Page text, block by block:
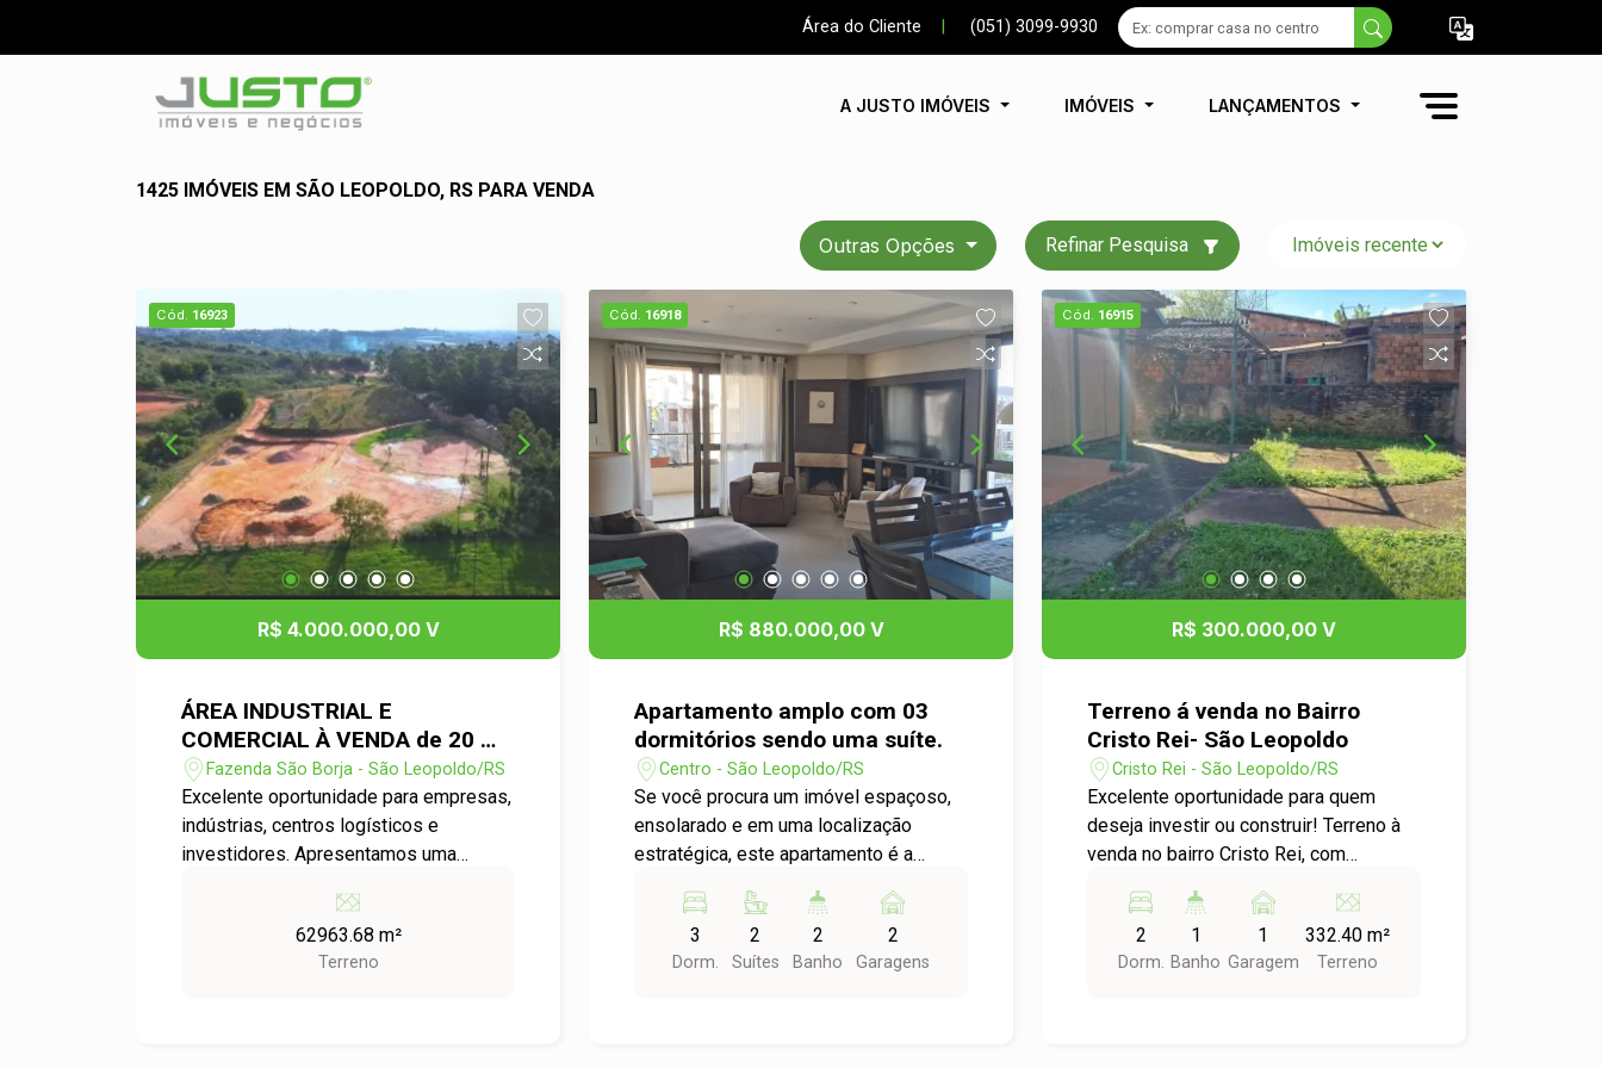
Área do Cliente (051) 3099-9930
A JUSTO IMÓVEIS IMÓVEIS LANÇAMENTOS
1425 IMÓVEIS EM SÃO LEOPOLDO, RS PARA VENDA
Outras Opções Refinar Pesquisa
Cód. 16923
R$ 4.000.000,00 V
ÁREA INDUSTRIAL E
COMERCIAL À VENDA de 20 mil
m² - SÃO LEOPOLDO/RS
Fazenda São Borja - São Leopoldo/RS
Excelente oportunidade para empresas,
indústrias, centros logísticos e
investidores. Apresentamos uma
desenvolvimento de empreendimentos
industriais e comerciais, localizada em
uma das regiões com grande potencial
62963.68 m²
Terreno
Cód. 16918
R$ 880.000,00 V
Apartamento amplo com 03
dormitórios sendo uma suíte.
Centro - São Leopoldo/RS
Se você procura um imóvel espaçoso,
ensolarado e em uma localização
estratégica, este apartamento é a
suíte master e duas suítes em formato
americano, oferecendo praticidade e
conforto para toda a família. A área
3
Dorm.
2
Suítes
2
Banho
2
Garagens
Cód. 16915
R$ 300.000,00 V
Terreno á venda no Bairro
Cristo Rei- São Leopoldo
Cristo Rei - São Leopoldo/RS
Excelente oportunidade para quem
deseja investir ou construir! Terreno à
venda no bairro Cristo Rei, com
Leroy Merlin e com fácil acesso à BR-
116. O imóvel possui área total de
332,40 m², sendo ideal para projetos
2
Dorm.
1
Banho
1
Garagem
332.40 m²
Terreno